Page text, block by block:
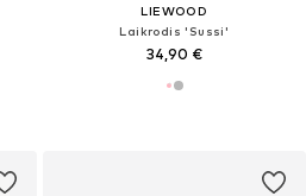
LIEWOOD
Laikrodis 'Sussi'
34,90 €